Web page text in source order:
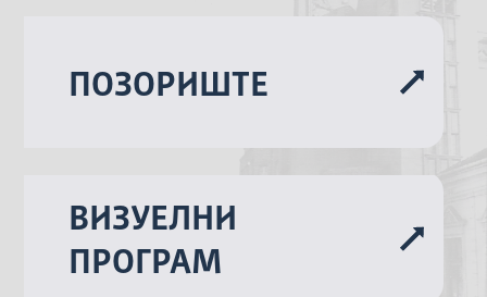
ПОЗОРИШТЕ
ВИЗУЕЛНИ
ПРОГРАМ